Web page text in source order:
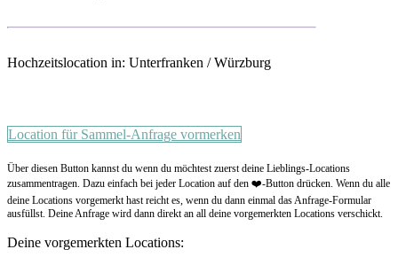
Hochzeitslocation in: Unterfranken / Würzburg
Location für Sammel-Anfrage vormerken
Über diesen Button kannst du wenn du möchtest zuerst deine Lieblings-Locations
zusammentragen. Dazu einfach bei jeder Location auf den ❤️-Button drücken. Wenn du alle
deine Locations vorgemerkt hast reicht es, wenn du dann einmal das Anfrage-Formular
ausfüllst. Deine Anfrage wird dann direkt an all deine vorgemerkten Locations verschickt.
Deine vorgemerkten Locations: